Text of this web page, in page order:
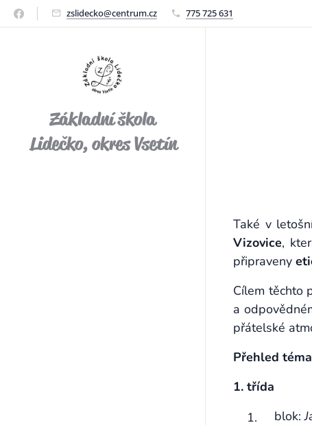
zslidecko@centrum.cz 775 725 631
Základní škola
Lidečko, okres Vsetín
Také v
Vizovice,
připraveny
Cílem těchto
a
přátelské
Přehled
1. třída
blok: